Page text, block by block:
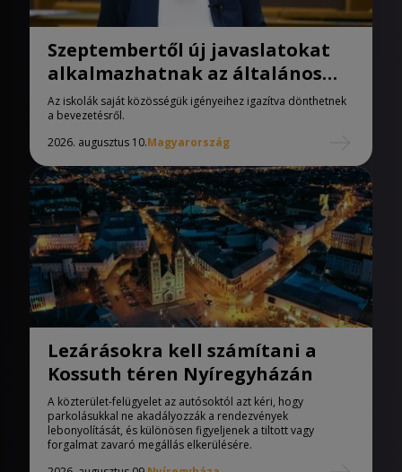
Szeptembertől új javaslatokat
alkalmazhatnak az általános
iskolák
Az iskolák saját közösségük igényeihez igazítva dönthetnek
a bevezetésről.
2026. augusztus 10.Magyarország
Lezárásokra kell számítani a
Kossuth téren Nyíregyházán
A közterület-felügyelet az autósoktól azt kéri, hogy
parkolásukkal ne akadályozzák a rendezvények
lebonyolítását, és különösen figyeljenek a tiltott vagy
forgalmat zavaró megállás elkerülésére.